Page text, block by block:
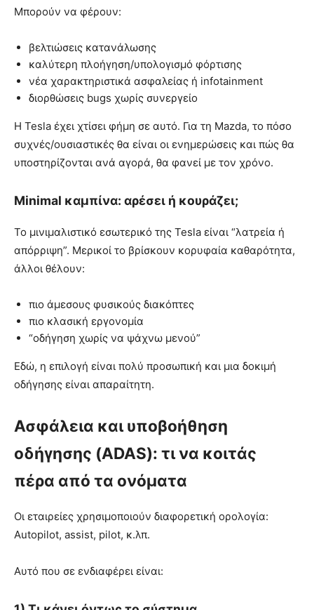
Μπορούν να φέρουν:
βελτιώσεις κατανάλωσης
καλύτερη πλοήγηση/υπολογισμό φόρτισης
νέα χαρακτηριστικά ασφαλείας ή infotainment
διορθώσεις bugs χωρίς συνεργείο
Η Tesla έχει χτίσει φήμη σε αυτό. Για τη Mazda, το πόσο
συχνές/ουσιαστικές θα είναι οι ενημερώσεις και πώς θα
υποστηρίζονται ανά αγορά, θα φανεί με τον χρόνο.
Minimal καμπίνα: αρέσει ή κουράζει;
Το μινιμαλιστικό εσωτερικό της Tesla είναι “λατρεία ή
απόρριψη”. Μερικοί το βρίσκουν κορυφαία καθαρότητα,
άλλοι θέλουν:
πιο άμεσους φυσικούς διακόπτες
πιο κλασική εργονομία
“οδήγηση χωρίς να ψάχνω μενού”
Εδώ, η επιλογή είναι πολύ προσωπική και μια δοκιμή
οδήγησης είναι απαραίτητη.
Ασφάλεια και υποβοήθηση
οδήγησης (ADAS): τι να κοιτάς
πέρα από τα ονόματα
Οι εταιρείες χρησιμοποιούν διαφορετική ορολογία:
Autopilot, assist, pilot, κ.λπ.
Αυτό που σε ενδιαφέρει είναι: